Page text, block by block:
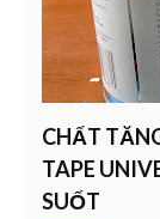
CHẤT
TAPE
SUỐT